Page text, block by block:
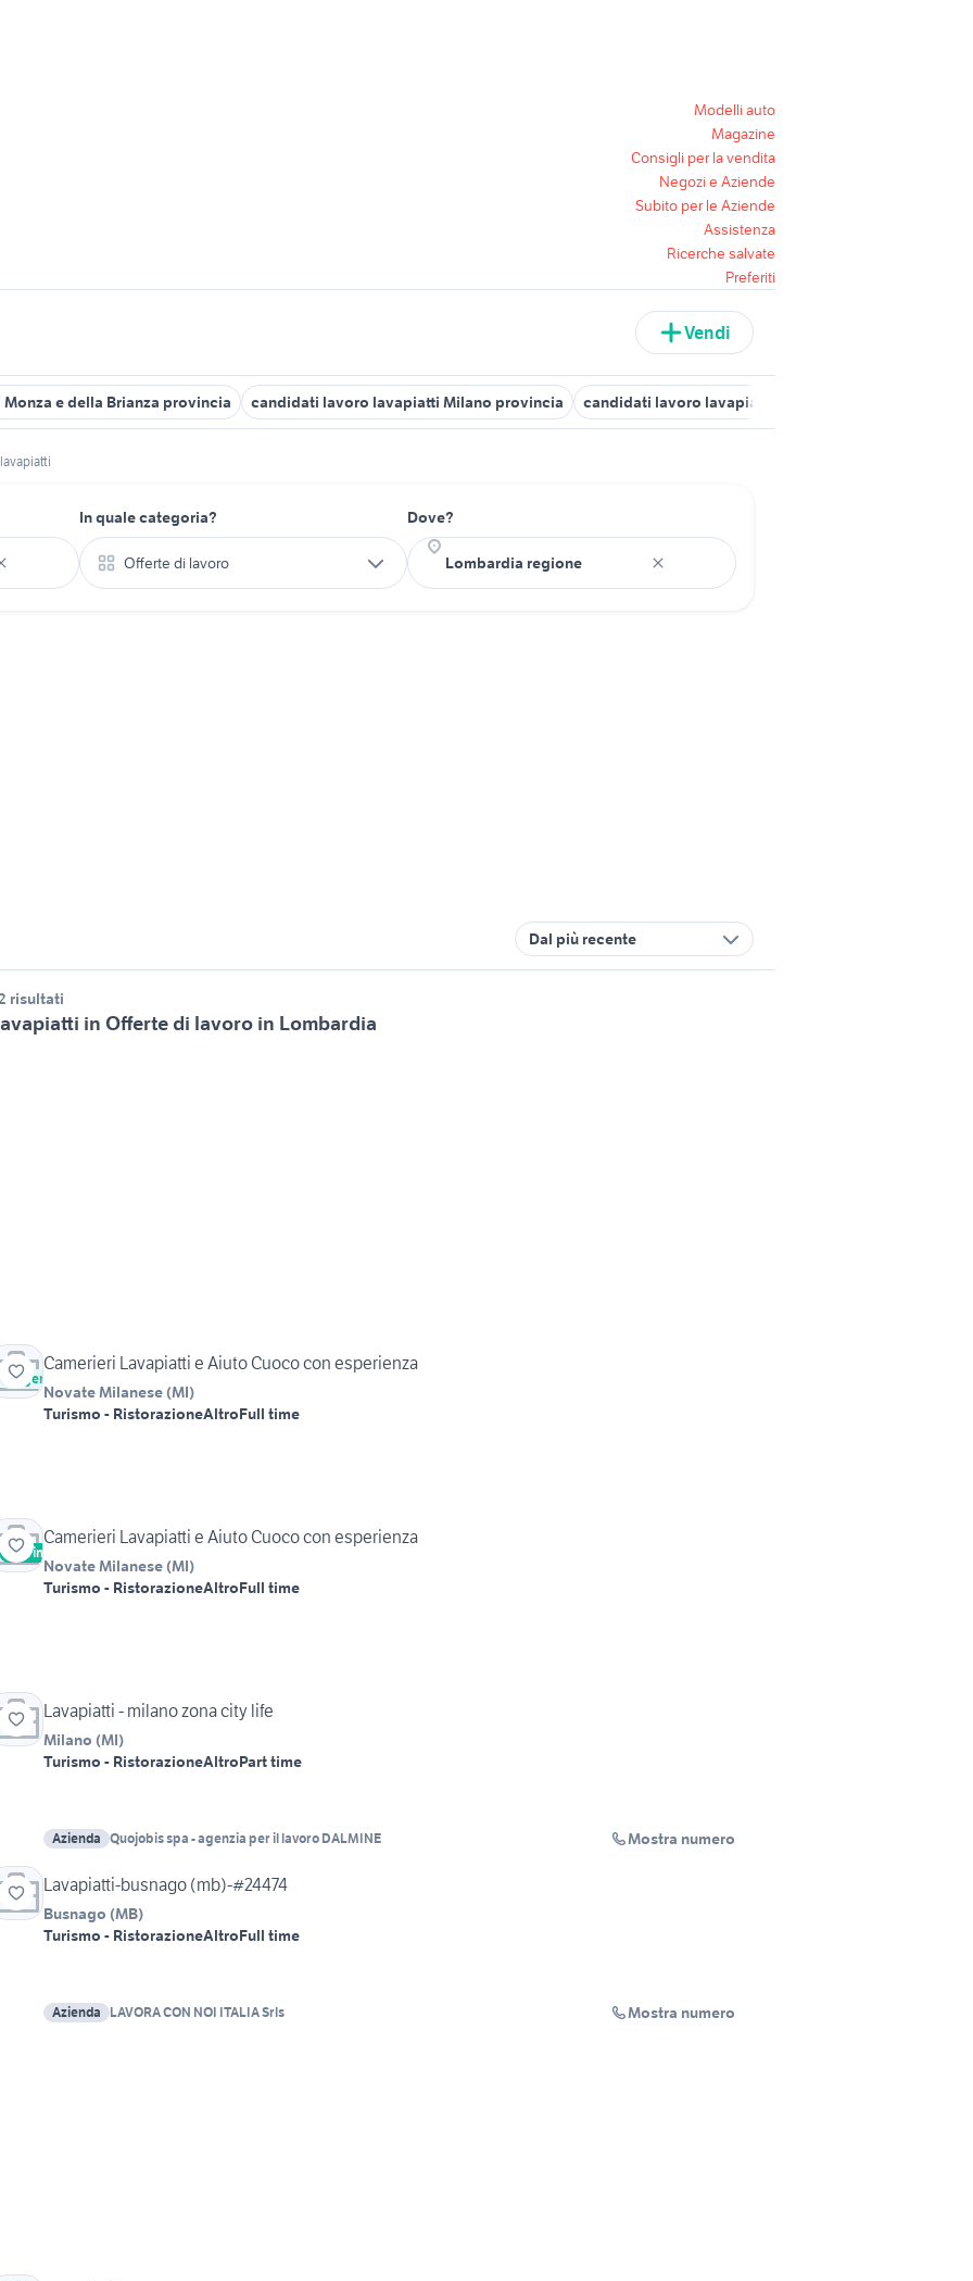
Modelli auto
Magazine
Consigli per la vendita
Negozi e Aziende
Subito per le Aziende
Assistenza
Ricerche salvate
Preferiti
Vendi
e della Brianza provincia candidati lavoro lavapiatti Milano provincia candidati lavoro lavapiatti Varese provincia
lavapiatti
In quale categoria?
Offerte di lavoro
Dove?
Dal più recente
risultati
in Offerte di lavoro in Lombardia
Urgente
Camerieri Lavapiatti e Aiuto Cuoco con esperienza
Novate Milanese (MI)
Turismo - RistorazioneAltroFull time
Vetrina
Camerieri Lavapiatti e Aiuto Cuoco con esperienza
Novate Milanese (MI)
Turismo - RistorazioneAltroFull time
Lavapiatti - milano zona city life
Milano (MI)
Turismo - RistorazioneAltroPart time
Azienda Quojobis spa - agenzia per il lavoro DALMINE Mostra numero
Lavapiatti-busnago (mb)-#24474
Busnago (MB)
Turismo - RistorazioneAltroFull time
Azienda LAVORA CON NOI ITALIA Srls Mostra numero